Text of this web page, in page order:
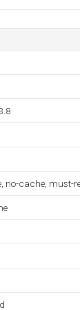
no-cache, must-